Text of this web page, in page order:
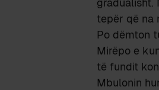
tepër që na
Po dëmton
Mirëpo e
të fundit
Mbulonin